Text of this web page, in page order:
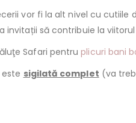
vor fi la alt nivel cu
să contribuie la
Safari pentruplicuri bani
sigilată complet (va